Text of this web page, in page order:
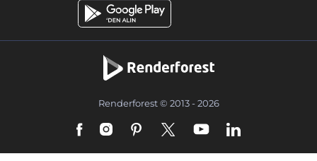
Renderforest © 2013 - 2026